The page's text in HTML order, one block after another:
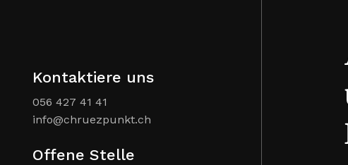
Kontaktiere uns
056 427 41 41
info@chruezpunkt.ch
Offene Stelle